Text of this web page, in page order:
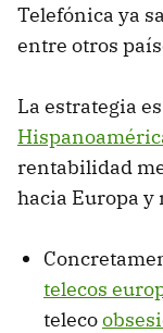
Telefónica ya
entre otros
La estrategia
rentabilidad
hacia Europa y
telecos
teleco